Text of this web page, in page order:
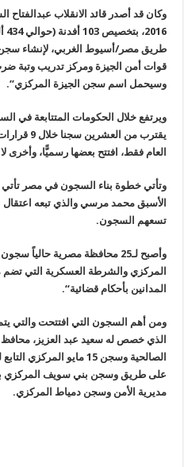
وكان قد أصدر قائد الانقلاب عبدالفتاح السيسي،
2016
طريق مصر/أسيوط الغربي، لإنشاء
قوات أمن الجيزة ومركز تدريب وتبة
وسيحمل اسم سجن الجيزة المركزي“.
ويرتفع خلال الحكومات المتتابعة في
يقترب من
العام فقط، افتتح بعضها رسميًّا، وأخرى
وتأتي خطوة بناء السجون في مصر
الأسبق محمد مرسي والذي تبعه اعتقال
تسعهم السجون.
وأصبح لـ25 محافظة مصرية
المركزي والشرطة العسكرية التي تضم
المدانين بأحكام قضائية“.
ومن أهم السجون التي افتتحت والتي
على طريق وسجن بني سويف
مديرية الأمن وسجن دمياط المركزي.